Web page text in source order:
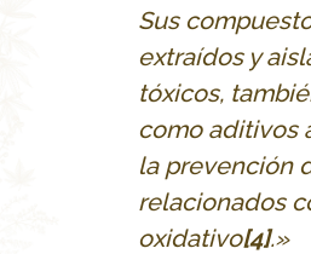
Sus
extraídos y
tóxicos,
como aditivos
la prevención
relacionados
oxidativo[4].»